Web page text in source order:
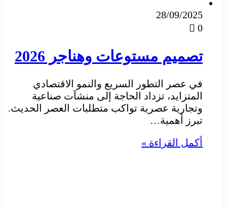
28/09/2025
0
تصميم مستوعات وهناجر 2026
في عصر التطور السريع والنمو الاقتصادي
المتزايد، تزداد الحاجة إلى منشآت صناعية
وتجارية عصرية تواكب متطلبات العصر الحديث.
تبرز أهمية…
أكمل القراءة »